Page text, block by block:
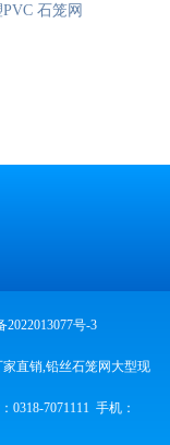
石笼网
号-3
直销,铅丝石笼网大型现
0318-7071111 手机：